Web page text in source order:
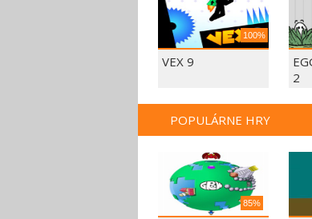
100%
VEX 9
2
POPULÁRNE HRY
85%